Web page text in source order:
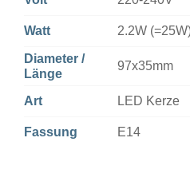
Watt 2.2W
Diameter /
Länge
97x35mm
Art LED Kerze
Fassung E14